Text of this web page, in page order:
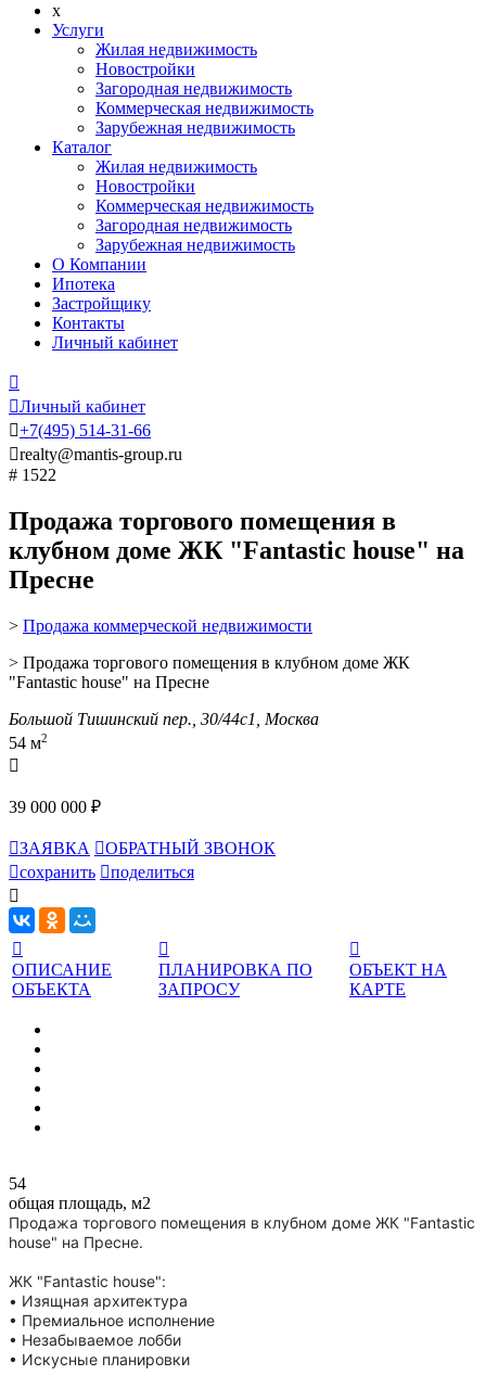
x
Услуги
Жилая недвижимость
Новостройки
Загородная недвижимость
Коммерческая недвижимость
Зарубежная недвижимость
Каталог
Жилая недвижимость
Новостройки
Коммерческая недвижимость
Загородная недвижимость
Зарубежная недвижимость
О Компании
Ипотека
Застройщику
Контакты
Личный кабинет

Личный кабинет
+7(495) 514-31-66
realty@mantis-group.ru
# 1522
Продажа торгового помещения в
клубном доме ЖК "Fantastic house" на
Пресне
> Продажа коммерческой недвижимости
> Продажа торгового помещения в клубном доме ЖК
"Fantastic house" на Пресне
Большой Тишинский пер., 30/44с1, Москва
54 м2

39 000 000 ₽
ЗАЯВКА ОБРАТНЫЙ ЗВОНОК
сохранить поделиться


ОПИСАНИЕ
ОБЪЕКТА

ПЛАНИРОВКА ПО
ЗАПРОСУ

ОБЪЕКТ НА
КАРТЕ
54
общая площадь, м2
Продажа торгового помещения в клубном доме ЖК "Fantastic
house" на Пресне.
ЖК "Fantastic house":
• Изящная архитектура
• Премиальное исполнение
• Незабываемое лобби
• Искусные планировки